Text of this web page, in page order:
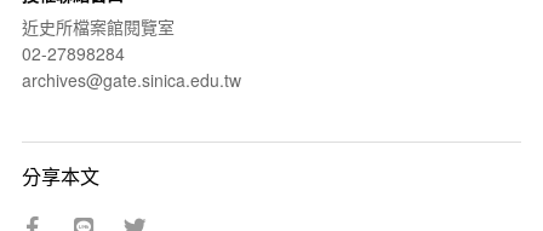
近史所檔案館閱覽室
02-27898284
archives@gate.sinica.edu.tw
分享本文